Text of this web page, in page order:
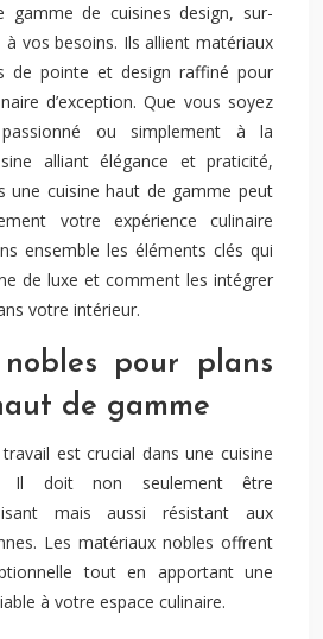
gamme de cuisines design, sur-
vos besoins. Ils allient matériaux
de pointe et design raffiné pour
d’exception. Que vous soyez
ou simplement à la
alliant élégance et praticité,
une cuisine haut de gamme peut
votre expérience culinaire
ensemble les éléments clés qui
de luxe et comment les intégrer
votre intérieur.
pour plans
de gamme
est crucial dans une cuisine
Il doit non seulement être
mais aussi résistant aux
Les matériaux nobles offrent
tout en apportant une
à votre espace culinaire.